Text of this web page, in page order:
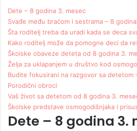
Dete – 8 godina 3. mesec
Svađe među braćom i sestrama – 8
Šta roditelj treba da uradi kada se deca
Kako roditelj može da pomogne deci da
Školske obaveze deteta od 8 godina 3.
Želja za uklapanjem u društvo kod
Budite fokusirani na razgovor sa detetom
Porodični obroci
Vaš život sa detetom od 8 godina 3.
Školske predstave osmogodišnjaka i
Dete – 8 godina 3.